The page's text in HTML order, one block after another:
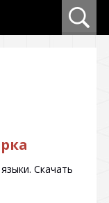
Скачать